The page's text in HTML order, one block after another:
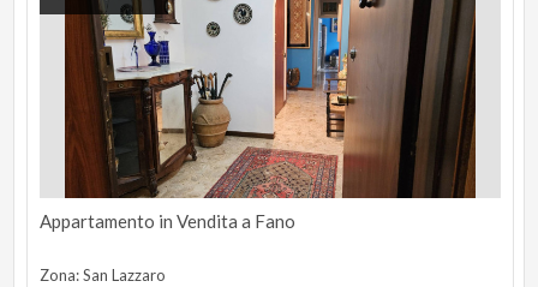
Appartamento in Vendita a Fano
Zona: San Lazzaro